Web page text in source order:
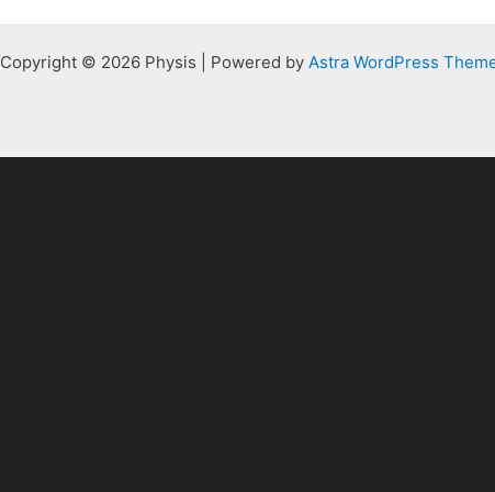
Copyright © 2026 Physis | Powered by Astra WordPress